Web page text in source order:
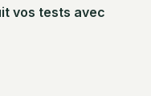
vos tests avec